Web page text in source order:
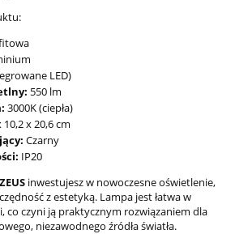
LED)
550 lm
3000K (ciepła)
10,2 x 20,6 cm
Czarny
IP20
inwestujesz w nowoczesne oświetlenie,
z estetyką. Lampa jest łatwa w
co czyni ją praktycznym rozwiązaniem dla
niezawodnego źródła światła.